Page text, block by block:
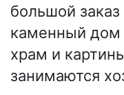
большой заказ
каменный дом
храм и
занимаются